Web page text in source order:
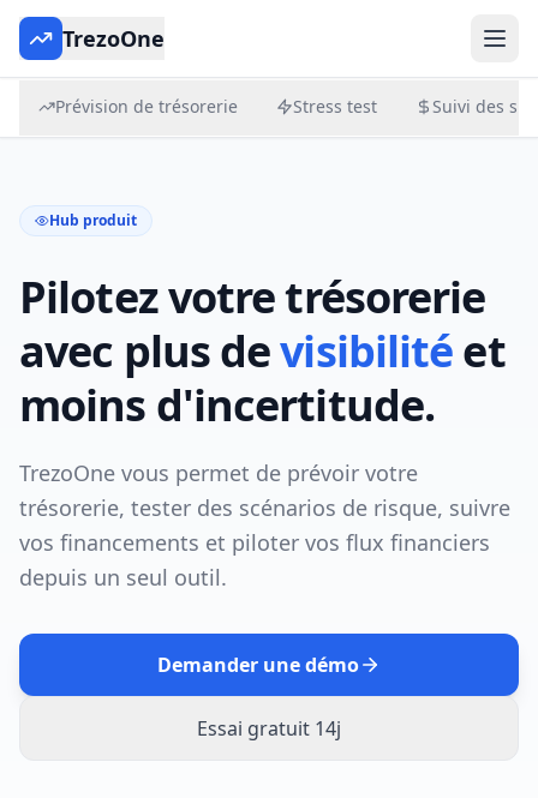
TrezoOne
Prévision de trésorerie Stress test Suivi des
Hub produit
Pilotez votre trésorerie
avec plus devisibilitéet
moins d'incertitude.
TrezoOne vous permet de prévoir votre
trésorerie, tester des scénarios de risque, suivre
vos financements et piloter vos flux financiers
depuis un seul outil.
Demander une démo
Essai gratuit 14j